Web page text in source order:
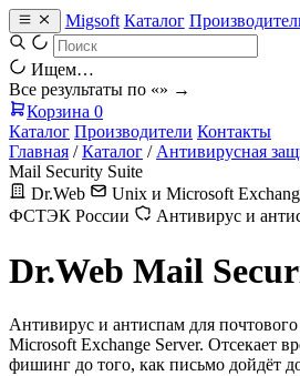
Migsoft Каталог
Ищем…
Все результаты по «» →
Корзина 0
Каталог Производители Контакты
Главная / Каталог / Антивирусная
Mail Security Suite
Dr.Web
Unix и Microsoft
ФСТЭК России
Антивирус и
Dr.Web Mail
Антивирус и антиспам для
Microsoft Exchange Server. Отсекает
фишинг до того, как письмо дойдёт